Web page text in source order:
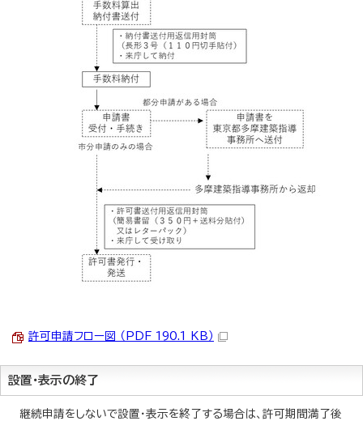
許可申請フロー図 （PDF 190.1 KB）
設置・表示の終了
継続申請をしないで設置・表示を終了する場合は、許可期間満了後